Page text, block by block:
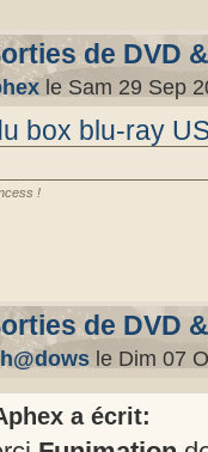
de DVD
le Sam 29 Sep
box blu-ray
!
de DVD
le Dim 07
a écrit: